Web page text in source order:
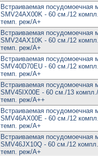
Встраиваемая посудомоечная
SMV24AX00K - 60 см./12
темп. реж/А+
Встраиваемая посудомоечная
SMV24AX10K - 60 см./12
темп. реж/А+
Встраиваемая посудомоечная
SMV40D70EU - 60 см./12
темп. реж/А+
Встраиваемая посудомоечная
SMV45IX00E - 60 см./13
темп. реж/А++
Встраиваемая посудомоечная
SMV46AX00E - 60 см./12
темп. реж/А+
Встраиваемая посудомоечная
SMV46JX10Q - 60 см./12
темп. реж/А+